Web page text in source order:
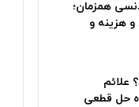
همزمان؛
هزینه و
علائم
حل قطعی